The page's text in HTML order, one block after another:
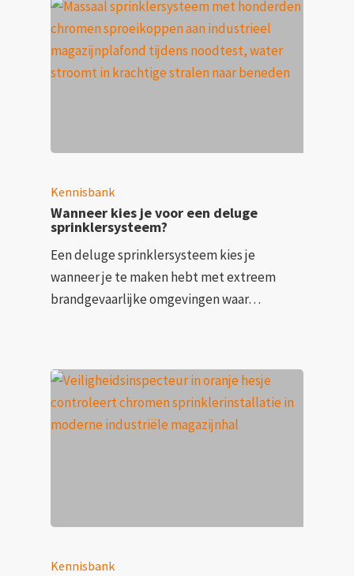
Kennisbank
Wanneer kies je voor een deluge
sprinklersysteem?
Een deluge sprinklersysteem kies je
wanneer je te maken hebt met extreem
brandgevaarlijke omgevingen waar…
Kennisbank